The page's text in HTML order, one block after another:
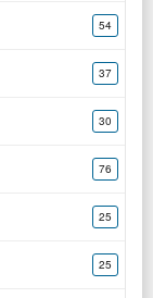
54
37
30
76
25
25